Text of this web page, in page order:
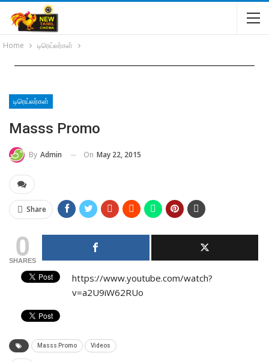
Home டிரெய்லர்கள்
டிரெய்லர்கள்
Masss Promo
By Admin On May 22, 2015
Share
0
SHARES
https://www.youtube.com/watch?
v=a2U9iW62RUo
Masss Promo Videos